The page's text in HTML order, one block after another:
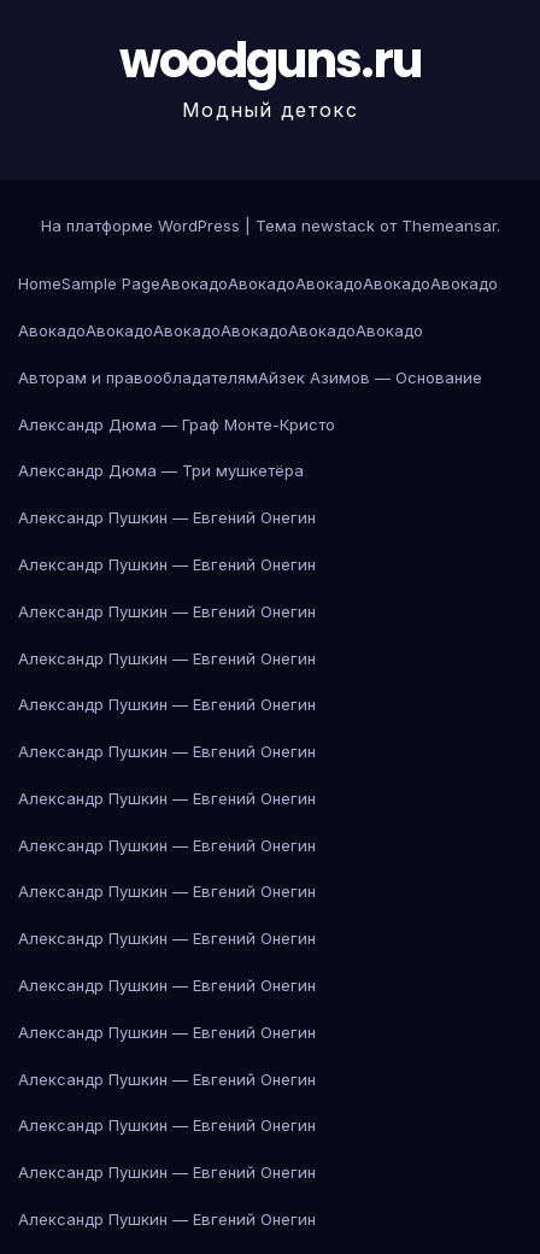
woodguns.ru
Модный детокс
На платформе WordPress Тема newstack от Themeansar.
HomeSample PageАвокадоАвокадоАвокадоАвокадоАвокадо
АвокадоАвокадоАвокадоАвокадоАвокадоАвокадо
Авторам и правообладателямАйзек Азимов — Основание
Александр Дюма — Граф Монте-Кристо
Александр Дюма — Три мушкетёра
Александр Пушкин — Евгений Онегин
Александр Пушкин — Евгений Онегин
Александр Пушкин — Евгений Онегин
Александр Пушкин — Евгений Онегин
Александр Пушкин — Евгений Онегин
Александр Пушкин — Евгений Онегин
Александр Пушкин — Евгений Онегин
Александр Пушкин — Евгений Онегин
Александр Пушкин — Евгений Онегин
Александр Пушкин — Евгений Онегин
Александр Пушкин — Евгений Онегин
Александр Пушкин — Евгений Онегин
Александр Пушкин — Евгений Онегин
Александр Пушкин — Евгений Онегин
Александр Пушкин — Евгений Онегин
Александр Пушкин — Евгений Онегин